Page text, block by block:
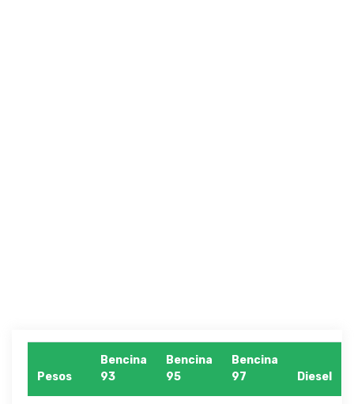
Pesos
Bencina
93
Bencina
95
Bencina
97
Diesel